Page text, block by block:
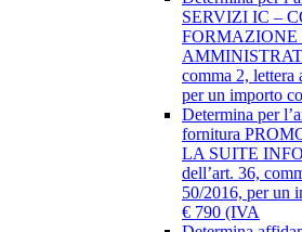
SERVIZI IC –
FORMAZIONE
comma 2,
per un importo
Determina per
fornitura
LA SUITE
dell’art. 36,
50/2016, per un
€ 790 (IVA